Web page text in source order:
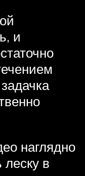
и
наглядно
леску в